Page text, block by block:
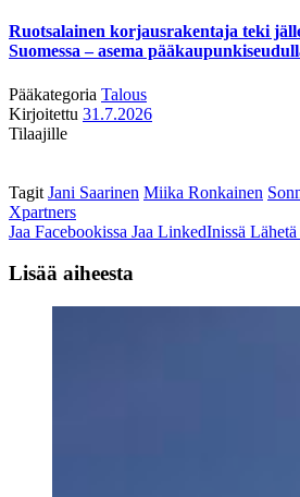
Ruotsalainen korjausrakentaja teki
Suomessa – asema
Pääkategoria Talous
Kirjoitettu 31.7.2026
Tilaajille
Tagit Jani Saarinen Miika Ronkainen
Xpartners
Jaa Facebookissa Jaa LinkedInissä
Lisää aiheesta